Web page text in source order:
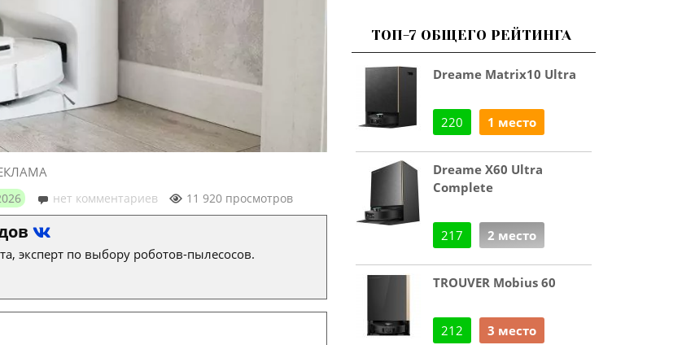
нет комментариев 11 920 просмотров
эксперт по выбору роботов-пылесосов.
ТОП-7 ОБЩЕГО РЕЙТИНГА
Dreame Matrix10 Ultra
220 1 место
Dreame X60 Ultra
Complete
217 2 место
TROUVER Mobius 60
212 3 место